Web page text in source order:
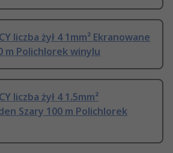
liczba żył 4 1mm² Ekranowane
m Polichlorek winylu
liczba żył 4 1.5mm²
Szary 100 m Polichlorek